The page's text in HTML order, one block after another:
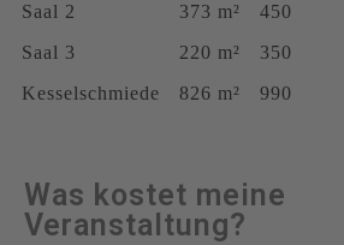
Saal 2 373 m² 450
Saal 3
220 m² 350
Kesselschmiede
826 m² 990
Was kostet meine
Veranstaltung?